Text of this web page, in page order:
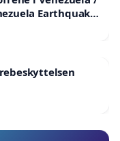
Earthquake